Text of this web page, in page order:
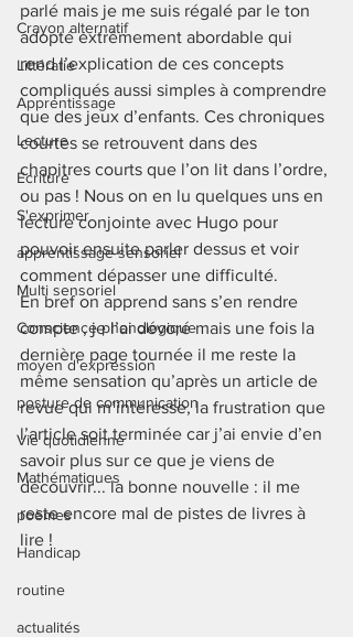
Crayon alternatif
Littératie
Apprentissage
Lecture
Ecriture
S'exprimer
apprentissage sensoriel
Multi sensoriel
Conscience phonologique
moyen d'expression
posture de communication
Vie quotidienne
Mathématiques
poèmes
Handicap
routine
actualités
parlé mais je me suis régalé par le ton
adopté extrêmement abordable qui
rend l’explication de ces concepts
compliqués aussi simples à comprendre
que des jeux d’enfants. Ces chroniques
courtes se retrouvent dans des
chapitres courts que l’on lit dans l’ordre,
ou pas ! Nous on en lu quelques uns en
lecture conjointe avec Hugo pour
pouvoir ensuite parler dessus et voir
comment dépasser une difficulté.
En bref on apprend sans s’en rendre
compte , je l’ai dévoré mais une fois la
dernière page tournée il me reste la
même sensation qu’après un article de
revue qui m’intéresse, la frustration que
l’article soit terminée car j’ai envie d’en
savoir plus sur ce que je viens de
découvrir... la bonne nouvelle : il me
reste encore mal de pistes de livres à
lire !